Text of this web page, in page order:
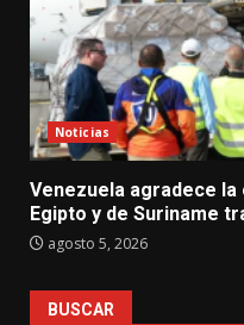
Noticias
Venezuela agradece
Egipto y de Suriname
agosto 5, 2026
BUSCAR